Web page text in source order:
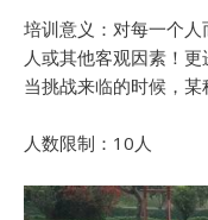
培训意义：对每一个
人或其他客观因素！
当挑战来临的时候，某
人数限制：10人